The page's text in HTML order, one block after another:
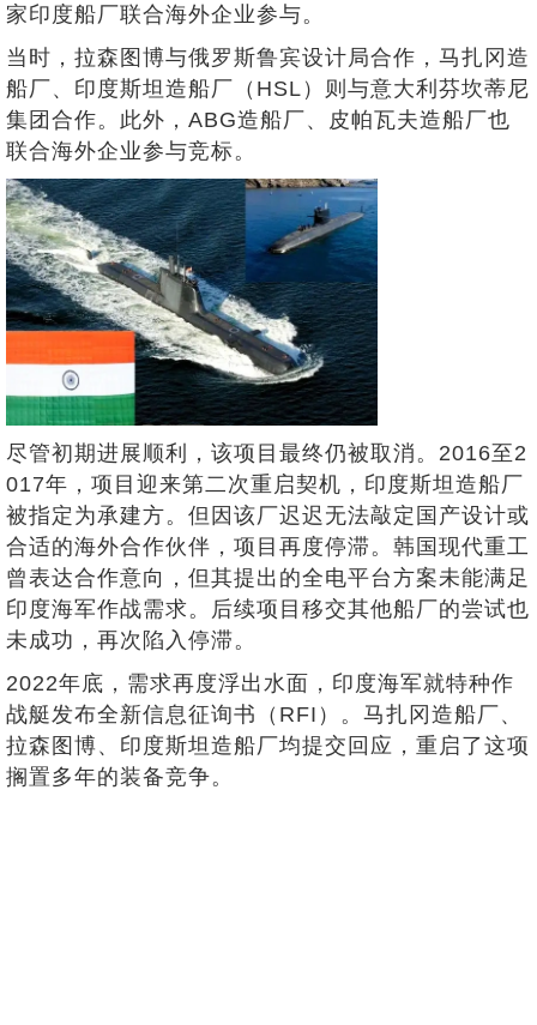
家印度船厂联合海外企业参与。
当时，拉森图博与俄罗斯鲁宾设计局合作，马扎冈造
船厂、印度斯坦造船厂（HSL）则与意大利芬坎蒂尼
集团合作。此外，ABG造船厂、皮帕瓦夫造船厂也
联合海外企业参与竞标。
尽管初期进展顺利，该项目最终仍被取消。2016至2
017年，项目迎来第二次重启契机，印度斯坦造船厂
被指定为承建方。但因该厂迟迟无法敲定国产设计或
合适的海外合作伙伴，项目再度停滞。韩国现代重工
曾表达合作意向，但其提出的全电平台方案未能满足
印度海军作战需求。后续项目移交其他船厂的尝试也
未成功，再次陷入停滞。
2022年底，需求再度浮出水面，印度海军就特种作
战艇发布全新信息征询书（RFI）。马扎冈造船厂、
拉森图博、印度斯坦造船厂均提交回应，重启了这项
搁置多年的装备竞争。